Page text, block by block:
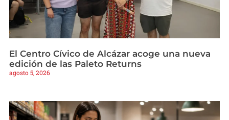
El Centro Cívico de Alcázar acoge una nueva
edición de las Paleto Returns
agosto 5, 2026